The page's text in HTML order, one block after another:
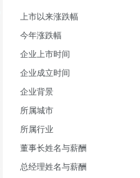
上市以来涨跌幅
今年涨跌幅
企业上市时间
企业成立时间
企业背景
所属城市
所属行业
董事长姓名与薪酬
总经理姓名与薪酬